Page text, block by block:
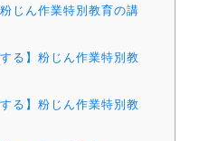
じん作業特別教育の講
る】粉じん作業特別教
る】粉じん作業特別教